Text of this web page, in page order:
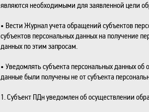
являются необходимыми для заявленной цели
• Вести Журнал учета обращений субъектов
субъектов персональных данных на получение
данных по этим запросам.
• Уведомлять субъекта персональных данных
данные были получены не от субъекта
1. Субъект ПДн уведомлен об осуществлении